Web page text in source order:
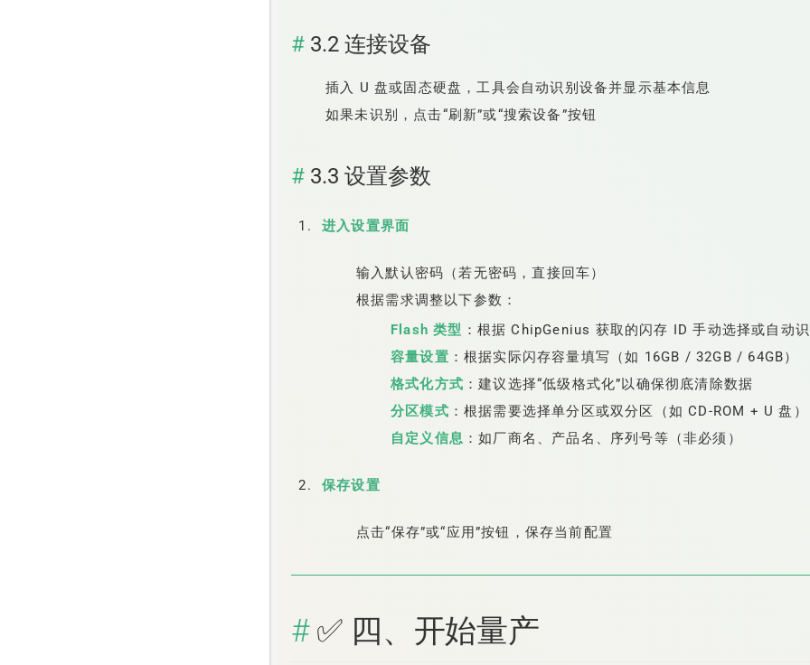
3.2 连接设备
插入 U 盘或固态硬盘，工具会自动识别设备并显示基本信息
如果未识别，点击“刷新”或“搜索设备”按钮
3.3 设置参数
进入设置界面
输入默认密码（若无密码，直接回车）
根据需求调整以下参数：
Flash 类型 ：根据 ChipGenius 获取的闪存 ID 手动选择或自动
容量设置 ：根据实际闪存容量填写（如 16GB / 32GB / 64GB）
格式化方式 ：建议选择“低级格式化”以确保彻底清除数据
分区模式 ：根据需要选择单分区或双分区（如 CD-ROM + U 盘）
自定义信息 ：如厂商名、产品名、序列号等（非必须）
保存设置
点击“保存”或“应用”按钮，保存当前配置
✅ 四、开始量产